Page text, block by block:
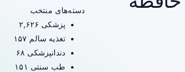
دسته‌های منتخب
پزشکی ۲,۶۲۶
تغذیه سالم ۱۵۷
دندانپزشکی ۶۸
طب سنتی ۱۵۱